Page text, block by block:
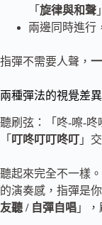
「 旋律與和聲 」
兩邊同時進行
指彈不需要人聲，
兩種彈法的視覺差異
聽刷弦：「咚-嚓-咚
「 叮咚叮叮咚叮 」
聽起來完全不一樣
的演奏感，指彈是
友聽 / 自彈自唱 」